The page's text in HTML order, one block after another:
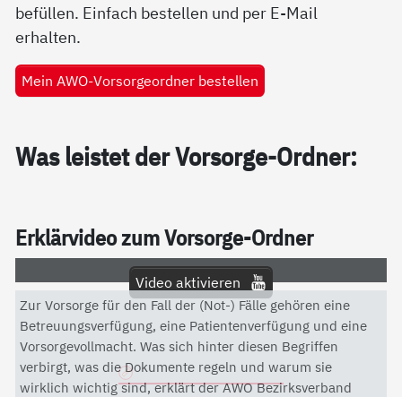
befüllen. Einfach bestellen und per E-Mail
erhalten.
Mein AWO-Vorsorgeordner bestellen
Was leis­tet der Vor­sor­ge-Ord­ner:
Er­klär­vi­deo zum Vor­sor­ge-Ord­ner
Video aktivieren
Mit dem Aktivieren des Videos akzeptieren Sie die
Datenschutzerklärung von YouTube.
Datenschutzerklärung
Zur Vorsorge für den Fall der (Not-) Fälle gehören eine
Betreuungsverfügung, eine Patientenverfügung und eine
Vorsorgevollmacht. Was sich hinter diesen Begriffen
verbirgt, was die Dokumente regeln und warum sie
wirklich wichtig sind, erklärt der AWO Bezirksverband